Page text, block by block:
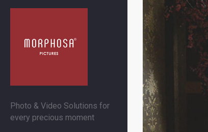
Photo & Video Solutions for
every precious moment